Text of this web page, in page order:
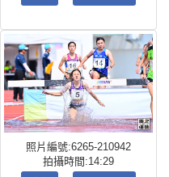
照片編號:6265-210942
拍攝時間:14:29